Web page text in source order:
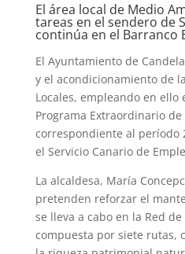
El área local de Medio
tareas en el sendero de
continúa en el Barranco
El Ayuntamiento de
y el acondicionamiento de
Locales, empleando en
Programa Extraordinario de
correspondiente al período
el Servicio Canario de
La alcaldesa, María
pretenden reforzar el
se lleva a cabo en la Red
compuesta por siete rutas,